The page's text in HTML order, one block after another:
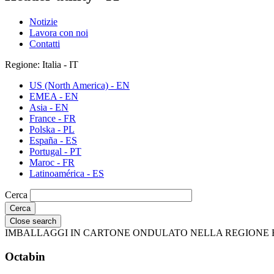
Notizie
Lavora con noi
Contatti
Regione: Italia - IT
US (North America) - EN
EMEA - EN
Asia - EN
France - FR
Polska - PL
España - ES
Portugal - PT
Maroc - FR
Latinoamérica - ES
Cerca
Close search
IMBALLAGGI IN CARTONE ONDULATO NELLA REGIONE
Octabin